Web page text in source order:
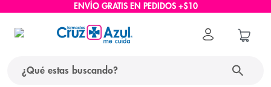
ENVÍO GRATIS EN PEDIDOS +$10